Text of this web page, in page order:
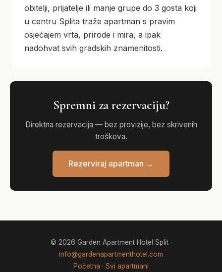
obitelji, prijatelje ili manje grupe do 3 gosta koji
u centru Splita traže apartman s pravim
osjećajem vrta, prirode i mira, a ipak
nadohvat svih gradskih znamenitosti.
Spremni za rezervaciju?
Direktna rezervacija — bez provizije, bez skrivenih
troškova.
Rezerviraj apartman →
© 2026 Garden Apartment Hotel Split ·
info@gardenapartmenthotel.com
Početna · Svi apartmani